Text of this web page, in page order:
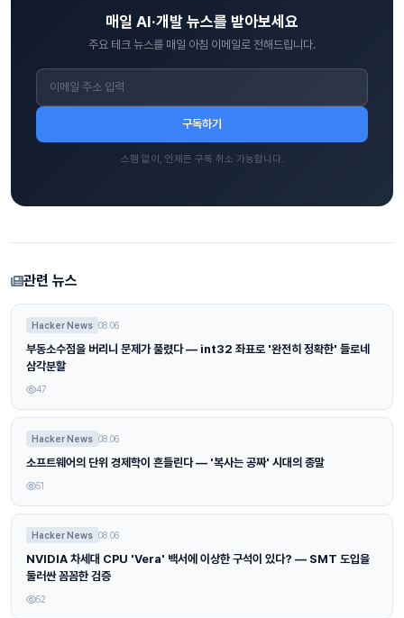
매일 AI·개발 뉴스를 받아보세요
주요 테크 뉴스를 매일 아침 이메일로 전해드립니다.
구독하기
스팸 없이, 언제든 구독 취소 가능합니다.
관련 뉴스
Hacker News 08.06
부동소수점을 버리니 문제가 풀렸다 — int32 좌표로 '완전히 정확한' 들로네
삼각분할
47
Hacker News 08.06
소프트웨어의 단위 경제학이 흔들린다 — '복사는 공짜' 시대의 종말
51
Hacker News 08.06
NVIDIA 차세대 CPU 'Vera' 백서에 이상한 구석이 있다? — SMT 도입을
둘러싼 꼼꼼한 검증
52